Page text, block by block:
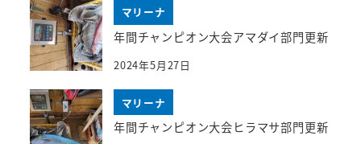
マリーナ
年間チャンピオン大会アマダイ部門更新
2024年5月27日
マリーナ
年間チャンピオン大会ヒラマサ部門更新